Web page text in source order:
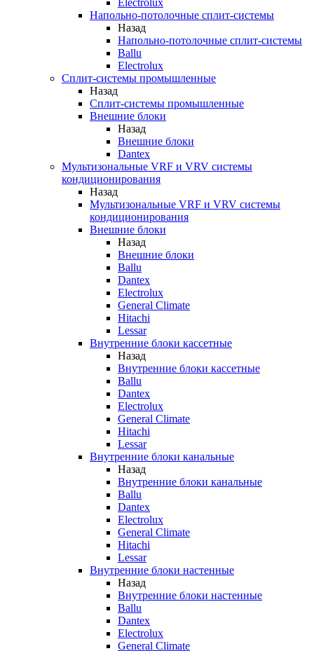
Electrolux
Напольно-потолочные сплит-системы
Назад
Напольно-потолочные сплит-системы
Ballu
Electrolux
Сплит-системы промышленные
Назад
Сплит-системы промышленные
Внешние блоки
Назад
Внешние блоки
Dantex
Мультизональные VRF и VRV системы
кондиционирования
Назад
Мультизональные VRF и VRV системы
кондиционирования
Внешние блоки
Назад
Внешние блоки
Ballu
Dantex
Electrolux
General Climate
Hitachi
Lessar
Внутренние блоки кассетные
Назад
Внутренние блоки кассетные
Ballu
Dantex
Electrolux
General Climate
Hitachi
Lessar
Внутренние блоки канальные
Назад
Внутренние блоки канальные
Ballu
Dantex
Electrolux
General Climate
Hitachi
Lessar
Внутренние блоки настенные
Назад
Внутренние блоки настенные
Ballu
Dantex
Electrolux
General Climate